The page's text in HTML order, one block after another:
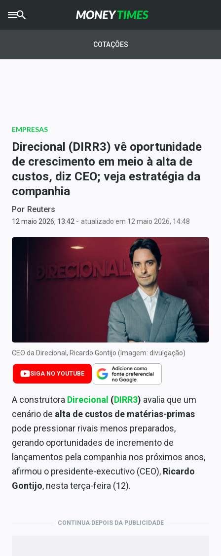
AGROTIMES
Newsletters
Money Trader
Anuncie
Últimas Notícias
Comprar ou vender?
Central de Fundos Imobiliários
Renda Fixa
Finanças Pessoais
Mercados
Economia
Empresas
Brasil
COTAÇÕES
EMPRESAS
Direcional (DIRR3) vê oportunidade
de crescimento em meio à alta de
custos, diz CEO; veja estratégia da
companhia
Por Reuters
12 maio 2026, 13:42 - atualizado em 12 maio 2026, 14:48
CEO da Direcional, Ricardo Gontijo (Imagem: divulgação)
SIGA NO YOUTUBE
A construtora Direcional (DIRR3) avalia que um
cenário de alta de custos de matérias-primas
pode pressionar rivais menos preparados,
gerando oportunidades de incremento de
lançamentos pela companhia nos próximos anos,
afirmou o presidente-executivo (CEO), Ricardo
Gontijo, nesta terça-feira (12).
CONTINUA DEPOIS DA PUBLICIDADE